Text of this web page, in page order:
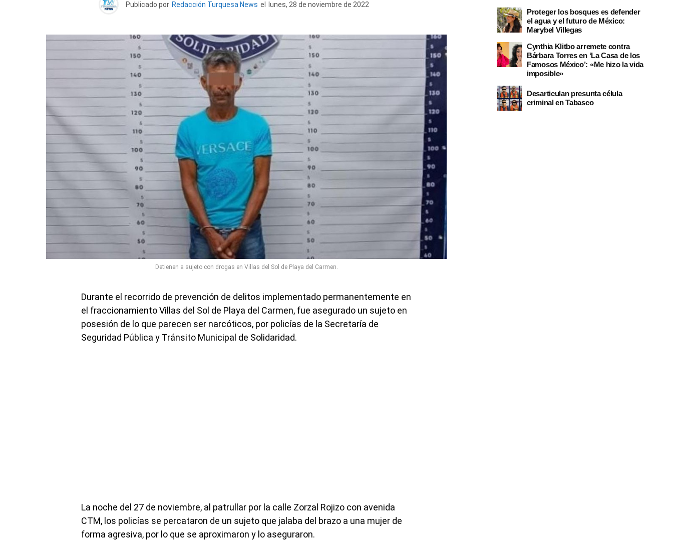
Publicado por Redacción Turquesa News el lunes, 28 de noviembre de 2022
Detienen a sujeto con drogas en Villas del Sol de Playa del Carmen.
Durante el recorrido de prevención de delitos implementado permanentemente en
el fraccionamiento Villas del Sol de Playa del Carmen, fue asegurado un sujeto en
posesión de lo que parecen ser narcóticos, por policías de la Secretaría de
Seguridad Pública y Tránsito Municipal de Solidaridad.
La noche del 27 de noviembre, al patrullar por la calle Zorzal Rojizo con avenida
CTM, los policías se percataron de un sujeto que jalaba del brazo a una mujer de
forma agresiva, por lo que se aproximaron y lo aseguraron.
Proteger los bosques es defender
el agua y el futuro de México:
Marybel Villegas
Cynthia Klitbo arremete contra
Bárbara Torres en ‘La Casa de los
Famosos México’: «Me hizo la vida
imposible»
Desarticulan presunta célula
criminal en Tabasco